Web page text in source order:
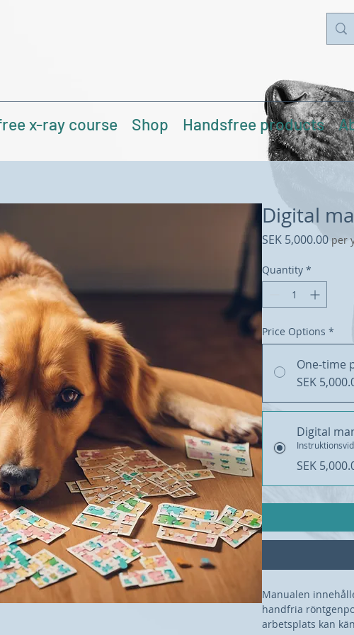
x-ray course Shop Handsfree products
Digital
SEK 5,000.00Price
per
Quantity *
Price Options *
One-time
SEK
Digital
SEK
Manualen
handfria
arbetsplats kan